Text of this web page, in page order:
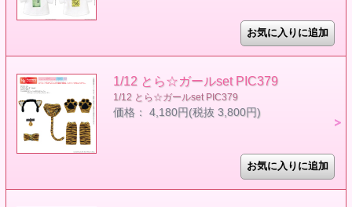
1/12 とら☆ガールset PIC379
1/12 とら☆ガールset PIC379
価格： 4,180円(税抜 3,800円)